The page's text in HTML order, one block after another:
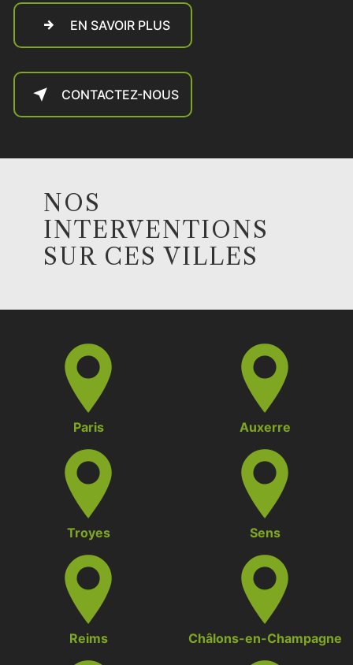
EN SAVOIR PLUS
CONTACTEZ-NOUS
NOS
INTERVENTIONS
SUR CES VILLES
Paris Auxerre
Troyes Sens
Reims Châlons-en-Champagne